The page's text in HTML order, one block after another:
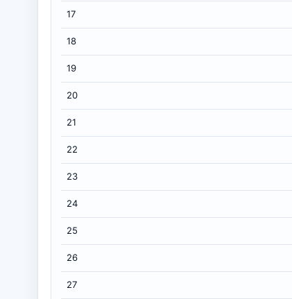
17
18
19
20
21
22
23
24
25
26
27